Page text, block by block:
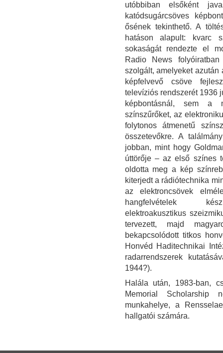
utóbbiban elsőként
katódsugárcsöves
ősének tekinthető. A
hatáson alapult: kvarc
sokaságát rendezte el
Radio News
szolgált, amelyeket
képfelvevő csöve
televíziós rendszerét 1936
képbontásnál, sem a
színszűrőket, az
folytonos átmenetű
összetevőkre. A
jobban, mint hogy
úttörője – az első színes
oldotta meg a kép
kiterjedt a rádiótechnika
az elektroncsövek
hangfelvételek
elektroakusztikus
tervezett, majd
bekapcsolódott titkos
Honvéd Haditechnikai
radarrendszerek
1944?).
Halála után, 1983-ban,
Memorial Scholarship
munkahelye, a
hallgatói számára.